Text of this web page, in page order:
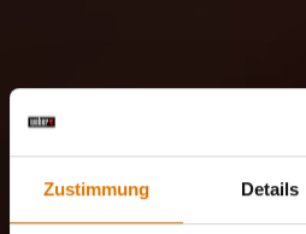
Zustimmung Details